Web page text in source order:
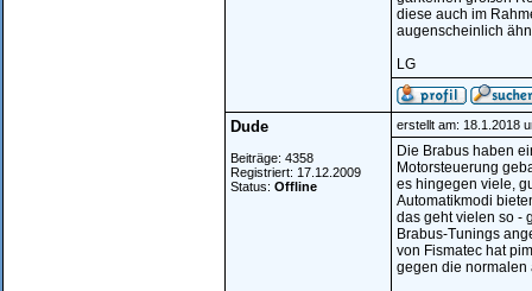
diese auch im
augenscheinlich
LG
Dude
Beiträge: 4358
Registriert: 17.12.2009
Status: Offline
erstellt am: 18.1.2018
Die Brabus haben
Motorsteuerung
es hingegen viele,
Automatikmodi
das geht vielen so -
Brabus-Tunings
von Fismatec hat
gegen die normalen